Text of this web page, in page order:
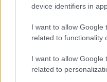
device identifiers in
I want to allow Google
related to functionality
I want to allow Google
related to
Ir tādas vietas, kur
asfaltu, bet ceļš tāpat
daudzviet iet virs
avotiem un citiem
vajadzīga ģeologu